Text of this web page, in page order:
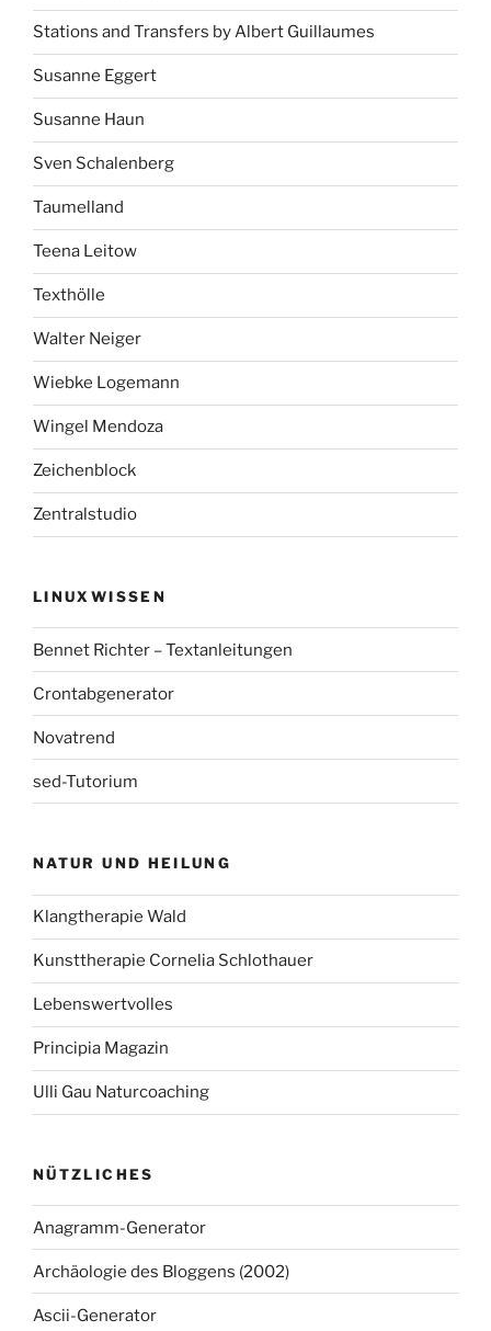
Stations and Transfers by Albert Guillaumes
Susanne Eggert
Susanne Haun
Sven Schalenberg
Taumelland
Teena Leitow
Texthölle
Walter Neiger
Wiebke Logemann
Wingel Mendoza
Zeichenblock
Zentralstudio
LINUXWISSEN
Bennet Richter – Textanleitungen
Crontabgenerator
Novatrend
sed-Tutorium
NATUR UND HEILUNG
Klangtherapie Wald
Kunsttherapie Cornelia Schlothauer
Lebenswertvolles
Principia Magazin
Ulli Gau Naturcoaching
NÜTZLICHES
Anagramm-Generator
Archäologie des Bloggens (2002)
Ascii-Generator